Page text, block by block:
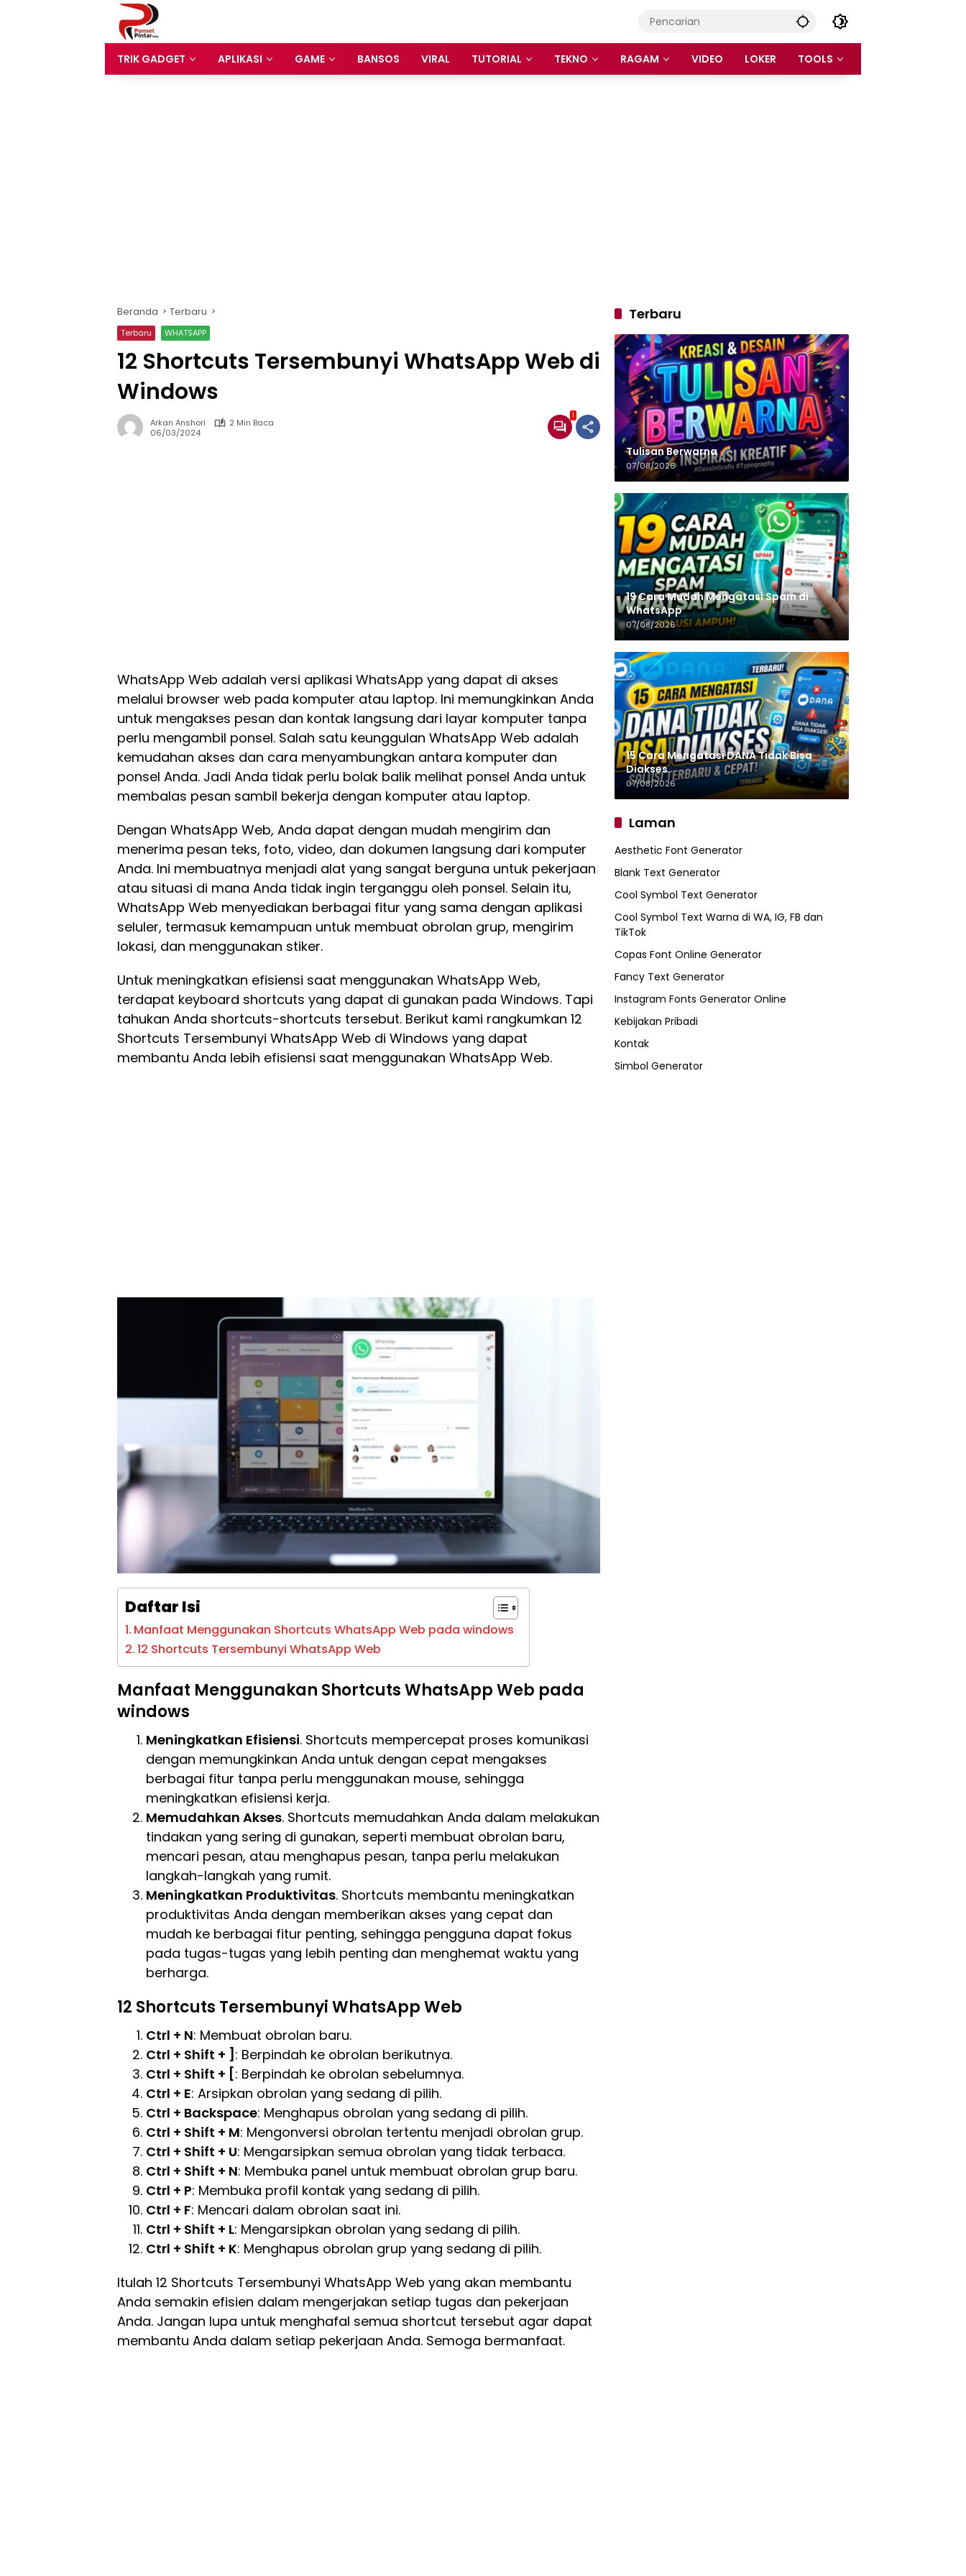
TRIK GADGET
APLIKASI GAME BANSOS VIRAL TUTORIAL TEKNO RAGAM VIDEO LOKER TOOLS
Beranda Terbaru
Terbaru WHATSAPP
12 Shortcuts Tersembunyi WhatsApp Web di
Windows
Arkan Anshori
2 Min Baca
06/03/2024
1
WhatsApp Web adalah versi aplikasi WhatsApp yang dapat di akses
melalui browser web pada komputer atau laptop. Ini memungkinkan Anda
untuk mengakses pesan dan kontak langsung dari layar komputer tanpa
perlu mengambil ponsel. Salah satu keunggulan WhatsApp Web adalah
kemudahan akses dan cara menyambungkan antara komputer dan
ponsel Anda. Jadi Anda tidak perlu bolak balik melihat ponsel Anda untuk
membalas pesan sambil bekerja dengan komputer atau laptop.
Dengan WhatsApp Web, Anda dapat dengan mudah mengirim dan
menerima pesan teks, foto, video, dan dokumen langsung dari komputer
Anda. Ini membuatnya menjadi alat yang sangat berguna untuk pekerjaan
atau situasi di mana Anda tidak ingin terganggu oleh ponsel. Selain itu,
WhatsApp Web menyediakan berbagai fitur yang sama dengan aplikasi
seluler, termasuk kemampuan untuk membuat obrolan grup, mengirim
lokasi, dan menggunakan stiker.
Untuk meningkatkan efisiensi saat menggunakan WhatsApp Web,
terdapat keyboard shortcuts yang dapat di gunakan pada Windows. Tapi
tahukan Anda shortcuts-shortcuts tersebut. Berikut kami rangkumkan 12
Shortcuts Tersembunyi WhatsApp Web di Windows yang dapat
membantu Anda lebih efisiensi saat menggunakan WhatsApp Web.
Daftar Isi
Manfaat Menggunakan Shortcuts WhatsApp Web pada windows
12 Shortcuts Tersembunyi WhatsApp Web
Manfaat Menggunakan Shortcuts WhatsApp Web pada
windows
Meningkatkan Efisiensi. Shortcuts mempercepat proses komunikasi
dengan memungkinkan Anda untuk dengan cepat mengakses
berbagai fitur tanpa perlu menggunakan mouse, sehingga
meningkatkan efisiensi kerja.
Memudahkan Akses. Shortcuts memudahkan Anda dalam melakukan
tindakan yang sering di gunakan, seperti membuat obrolan baru,
mencari pesan, atau menghapus pesan, tanpa perlu melakukan
langkah-langkah yang rumit.
Meningkatkan Produktivitas. Shortcuts membantu meningkatkan
produktivitas Anda dengan memberikan akses yang cepat dan
mudah ke berbagai fitur penting, sehingga pengguna dapat fokus
pada tugas-tugas yang lebih penting dan menghemat waktu yang
berharga.
12 Shortcuts Tersembunyi WhatsApp Web
Ctrl + N: Membuat obrolan baru.
Ctrl + Shift + ] : Berpindah ke obrolan berikutnya.
Ctrl + Shift + [: Berpindah ke obrolan sebelumnya.
Ctrl + E: Arsipkan obrolan yang sedang di pilih.
Ctrl + Backspace: Menghapus obrolan yang sedang di pilih.
Ctrl + Shift + M: Mengonversi obrolan tertentu menjadi obrolan grup.
Ctrl + Shift + U: Mengarsipkan semua obrolan yang tidak terbaca.
Ctrl + Shift + N: Membuka panel untuk membuat obrolan grup baru.
Ctrl + P: Membuka profil kontak yang sedang di pilih.
Ctrl + F: Mencari dalam obrolan saat ini.
Ctrl + Shift + L: Mengarsipkan obrolan yang sedang di pilih.
Ctrl + Shift + K: Menghapus obrolan grup yang sedang di pilih.
Itulah 12 Shortcuts Tersembunyi WhatsApp Web yang akan membantu
Anda semakin efisien dalam mengerjakan setiap tugas dan pekerjaan
Anda. Jangan lupa untuk menghafal semua shortcut tersebut agar dapat
membantu Anda dalam setiap pekerjaan Anda. Semoga bermanfaat.
Terbaru
Tulisan‌‌‌‌‌‌‌‌‌‌‌‌‌‌‌‌ Berwarna
07/08/2026
19 Cara Mudah Mengatasi Spam di
WhatsApp
07/08/2026
15 Cara Mengatasi DANA Tidak Bisa
Diakses
07/08/2026
Laman
Aesthetic Font Generator
Blank Text Generator
Cool Symbol Text Generator
Cool Symbol Text Warna di WA, IG, FB dan
TikTok
Copas Font Online Generator
Fancy Text Generator
Instagram Fonts Generator Online
Kebijakan Pribadi
Kontak
Simbol Generator